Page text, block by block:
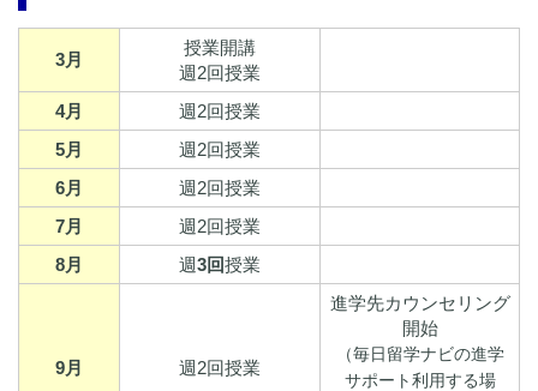
3月
授業開講
週2回授業
4月
週2回授業
5月
週2回授業
6月
週2回授業
7月
週2回授業
8月
週3回授業
9月 週2回授業
進学先カウンセリング
開始
（毎日留学ナビの進学
サポート利用する場